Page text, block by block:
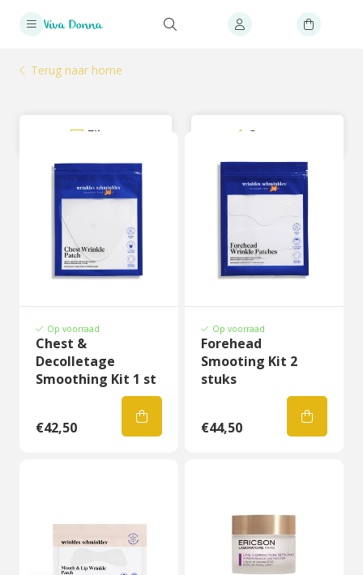
Terug naar home
Filter Sorteer
Op voorraad
Chest &
Decolletage
Smoothing Kit 1 st
€42,50
Op voorraad
Forehead
Smooting Kit 2
stuks
€44,50